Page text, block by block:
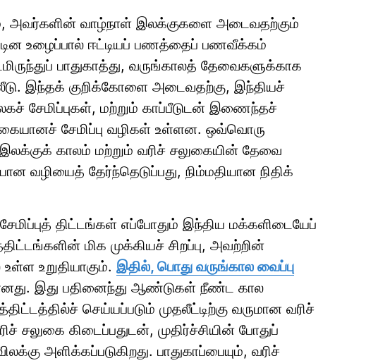
அவர்களின் வாழ்நாள் இலக்குகளை அடைவதற்கும்
உழைப்பால் ஈட்டியப் பணத்தைப் பணவீக்கம்
பாதுகாத்து, வருங்காலத் தேவைகளுக்காக
இந்தக் குறிக்கோளை அடைவதற்கு, இந்தியச்
சேமிப்புகள், மற்றும் காப்பீடுடன் இணைந்தச்
சேமிப்பு வழிகள் உள்ளன. ஒவ்வொரு
காலம் மற்றும் வரிச் சலுகையின் தேவை
வழியைத் தேர்ந்தெடுப்பது, நிம்மதியான நிதிக்
திட்டங்கள் எப்போதும் இந்திய மக்களிடையேப்
மிக முக்கியச் சிறப்பு, அவற்றின்
உள்ள உறுதியாகும். இதில், பொது வருங்கால வைப்பு
இது பதினைந்து ஆண்டுகள் நீண்ட கால
செய்யப்படும் முதலீட்டிற்கு வருமான வரிச்
சலுகை கிடைப்பதுடன், முதிர்ச்சியின் போதுப்
அளிக்கப்படுகிறது. பாதுகாப்பையும், வரிச்